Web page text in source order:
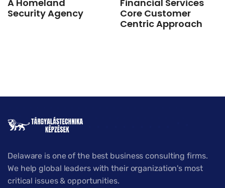
A Homeland
Security Agency
Financial Services
Core Customer
Centric Approach
Delaware is one of the best business consulting firms.
We help global leaders with their organization's most
critical issues & opportunities.